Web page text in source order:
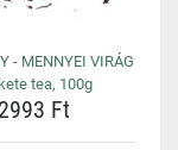
- MENNYEI VIRÁG
tea, 100g
2993 Ft